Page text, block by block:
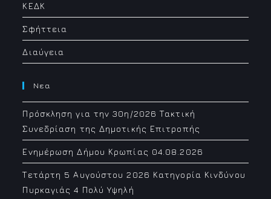
ΚΕΔΚ
Σφήττεια
Διαύγεια
Νεα
Πρόσκληση για την 30η/2026 Τακτική
Συνεδρίαση της Δημοτικής Επιτροπής
Ενημέρωση Δήμου Κρωπίας 04.08.2026
Τετάρτη 5 Αυγούστου 2026 Κατηγορία Κινδύνου
Πυρκαγιάς 4 Πολύ Υψηλή